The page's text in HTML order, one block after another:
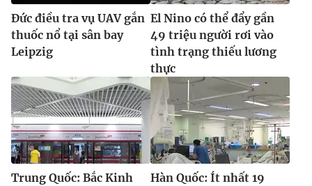
® Cấm sao chép dưới mọi hình thức nếu không có sự chấp
thuận bằng văn bản. Ghi rõ nguồn VTV.vn khi phát hành lại
thông tin từ website này.
Đức điều tra vụ UAV gắn
thuốc nổ tại sân bay
Leipzig
El Nino có thể đẩy gần
49 triệu người rơi vào
tình trạng thiếu lương
thực
Trung Quốc: Bắc Kinh
Hàn Quốc: Ít nhất 19